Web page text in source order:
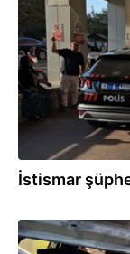
İstismar
07.08.2026